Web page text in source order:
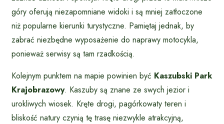
góry oferują niezapomniane widoki i są mniej zatłoczone
niż popularne kierunki turystyczne. Pamiętaj jednak, by
zabrać niezbędne wyposażenie do naprawy motocykla,
ponieważ serwisy są tam rzadkością.
Kolejnym punktem na mapie powinien być Kaszubski Park
Krajobrazowy. Kaszuby są znane ze swych jezior i
urokliwych wiosek. Kręte drogi, pagórkowaty teren i
bliskość natury czynią tę trasę niezwykle atrakcyjną,